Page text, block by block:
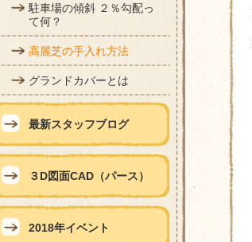
駐車場の傾斜 ２％勾配っ
て何？
高麗芝の手入れ方法
グランドカバーとは
最新スタッフブログ
３D図面CAD（パース）
2018年イベント